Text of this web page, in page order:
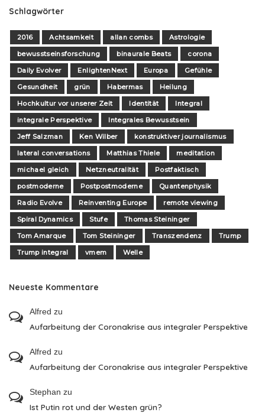
Schlagwörter
2016 Achtsamkeit allan combs
Astrologie
bewusstseinsforschung
binaurale Beats
corona
Daily Evolver
EnlightenNext Europa
Gefühle
Gesundheit
grün Habermas
Heilung
Hochkultur vor unserer Zeit
Identität
Integral
integrale Perspektive
Integrales Bewusstsein
Jeff Salzman
Ken Wilber
konstruktiver journalismus
lateral conversations
Matthias Thiele
meditation
michael gleich
Netzneutralität
Postfaktisch
postmoderne
Postpostmoderne
Quantenphysik
Radio Evolve
Reinventing Europe
remote viewing
Spiral Dynamics
Stufe
Thomas Steininger
Tom Amarque
Tom Steininger Transzendenz
Trump
Trump integral
vmem Welle
Neueste Kommentare
Alfred zu
Aufarbeitung der Coronakrise aus integraler Perspektive
Alfred zu
Aufarbeitung der Coronakrise aus integraler Perspektive
Stephan zu
Ist Putin rot und der Westen grün?